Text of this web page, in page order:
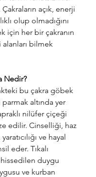
Çakraların açık, enerji
olup olmadığını
için her bir çakranın
bilmek
Nedir?
bu çakra göbek
altında yer
nilüfer çiçeği
edilir. Cinselliği, haz
ve hayal
eder. Tıkalı
duygu
ve kurban